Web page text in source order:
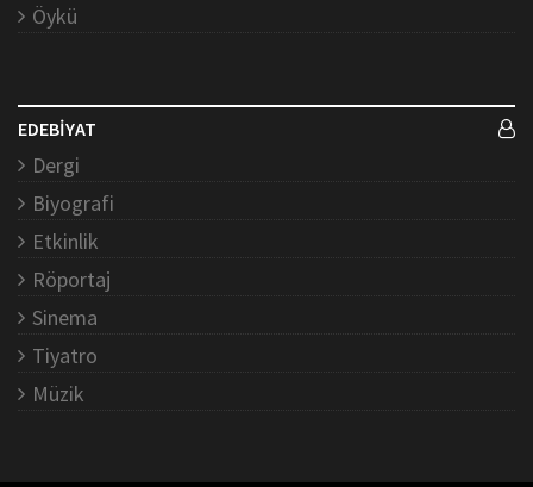
Öykü
EDEBİYAT
Dergi
Biyografi
Etkinlik
Röportaj
Sinema
Tiyatro
Müzik